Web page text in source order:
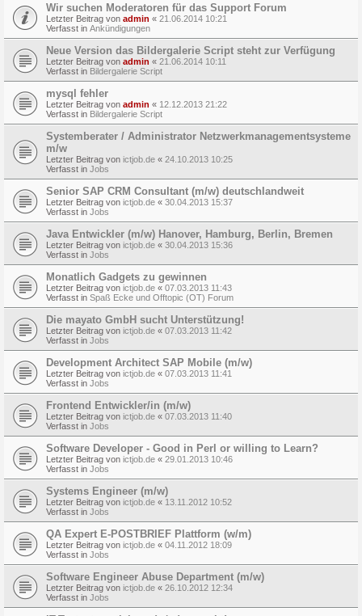
Wir suchen Moderatoren für das Support Forum
Letzter Beitrag von admin « 21.06.2014 10:21
Verfasst in Ankündigungen
Neue Version das Bildergalerie Script steht zur Verfügung
Letzter Beitrag von admin « 21.06.2014 10:11
Verfasst in Bildergalerie Script
mysql fehler
Letzter Beitrag von admin « 12.12.2013 21:22
Verfasst in Bildergalerie Script
Systemberater / Administrator Netzwerkmanagementsysteme
m/w
Letzter Beitrag von ictjob.de « 24.10.2013 10:25
Verfasst in Jobs
Senior SAP CRM Consultant (m/w) deutschlandweit
Letzter Beitrag von ictjob.de « 30.04.2013 15:37
Verfasst in Jobs
Java Entwickler (m/w) Hanover, Hamburg, Berlin, Bremen
Letzter Beitrag von ictjob.de « 30.04.2013 15:36
Verfasst in Jobs
Monatlich Gadgets zu gewinnen
Letzter Beitrag von ictjob.de « 07.03.2013 11:43
Verfasst in Spaß Ecke und Offtopic (OT) Forum
Die mayato GmbH sucht Unterstützung!
Letzter Beitrag von ictjob.de « 07.03.2013 11:42
Verfasst in Jobs
Development Architect SAP Mobile (m/w)
Letzter Beitrag von ictjob.de « 07.03.2013 11:41
Verfasst in Jobs
Frontend Entwickler/in (m/w)
Letzter Beitrag von ictjob.de « 07.03.2013 11:40
Verfasst in Jobs
Software Developer - Good in Perl or willing to Learn?
Letzter Beitrag von ictjob.de « 29.01.2013 10:46
Verfasst in Jobs
Systems Engineer (m/w)
Letzter Beitrag von ictjob.de « 13.11.2012 10:52
Verfasst in Jobs
QA Expert E-POSTBRIEF Plattform (w/m)
Letzter Beitrag von ictjob.de « 04.11.2012 18:09
Verfasst in Jobs
Software Engineer Abuse Department (m/w)
Letzter Beitrag von ictjob.de « 26.10.2012 12:34
Verfasst in Jobs